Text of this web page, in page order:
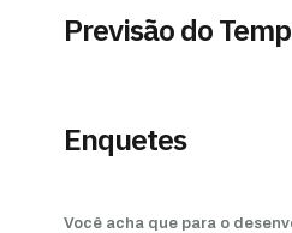
Previsão do
Enquetes
Você acha que para o